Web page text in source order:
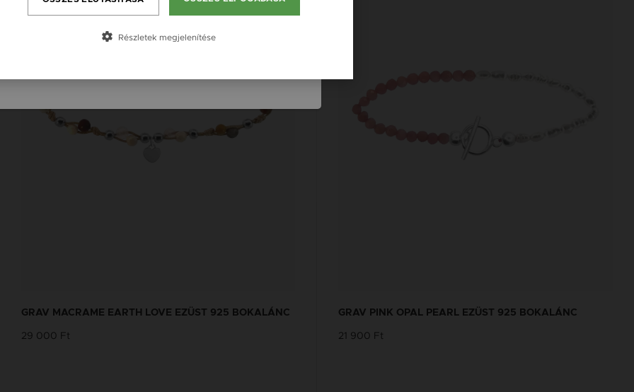
GRAV MACRAME EARTH LOVE EZÜST 925 BOKALÁNC
29 000 Ft
GRAV PINK OPAL PEARL EZÜST 925 BOKALÁNC
21 900 Ft
Slovensko / SK
Részletek megjelenítése